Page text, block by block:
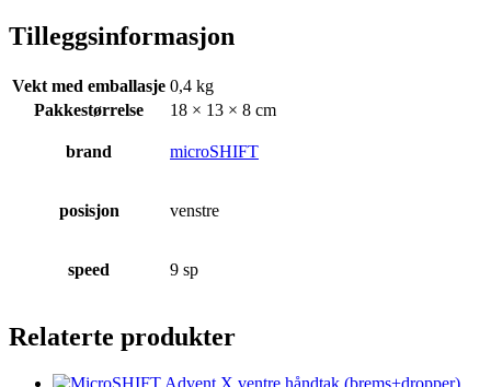
Tilleggsinformasjon
Vekt med emballasje 0,4 kg
Pakkestørrelse
18 × 13 × 8 cm
brand microSHIFT
posisjon venstre
speed 9 sp
Relaterte produkter